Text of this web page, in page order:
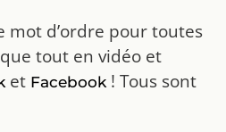
mot d’ordre pour toutes
tout en vidéo et
et Facebook! Tous sont